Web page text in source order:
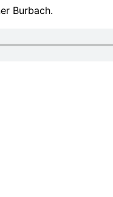
Burbach.